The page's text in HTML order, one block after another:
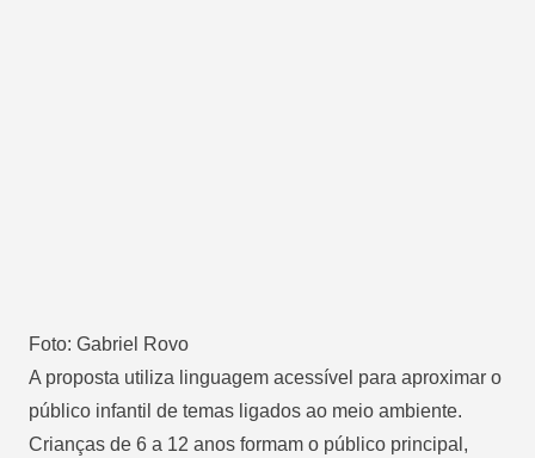
Foto: Gabriel Rovo
A proposta utiliza linguagem acessível para aproximar o
público infantil de temas ligados ao meio ambiente.
Crianças de 6 a 12 anos formam o público principal,